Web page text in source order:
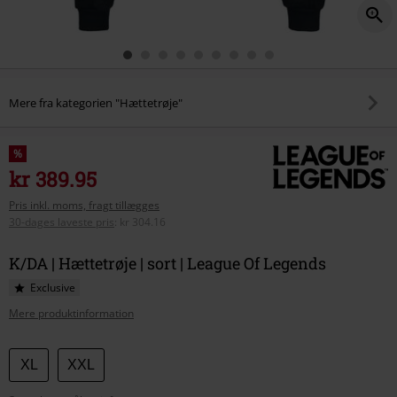
Mere fra kategorien "Hættetrøje"
%
kr 389.95
Pris inkl. moms, fragt tillægges
30-dages laveste pris
kr 304.16
K/DA | Hættetrøje | sort | League Of Legends
Exclusive
Mere produktinformation
Vælg
din
XL XXL